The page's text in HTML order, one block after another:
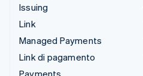
Issuing
Link
Managed Payments
Link di pagamento
Payments